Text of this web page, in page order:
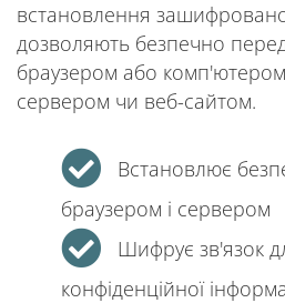
встановлення
дозволяють безпечно
браузером або
сервером чи веб-сайтом.
Встановлює
браузером і сервером
Шифрує зв'язок
конфіденційної